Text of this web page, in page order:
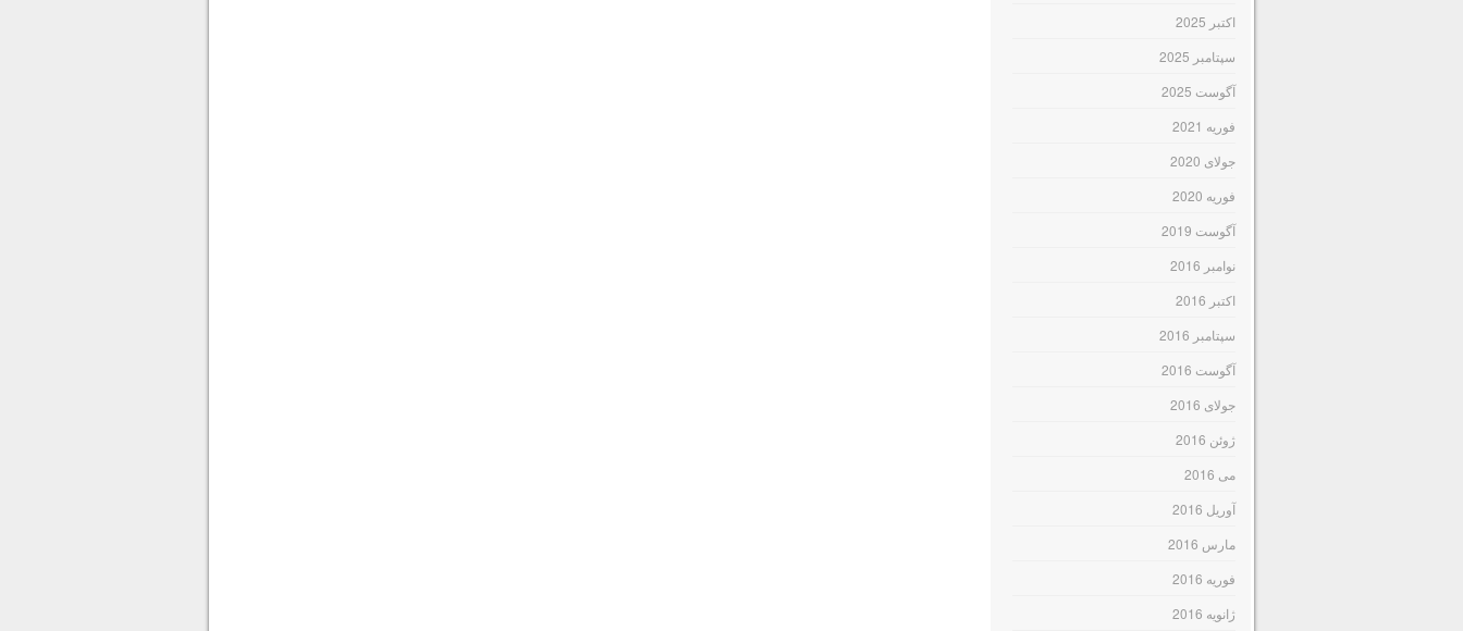
اکتبر 2025
سپتامبر 2025
آگوست 2025
فوریه 2021
جولای 2020
فوریه 2020
آگوست 2019
نوامبر 2016
اکتبر 2016
سپتامبر 2016
آگوست 2016
جولای 2016
ژوئن 2016
می 2016
آوریل 2016
مارس 2016
فوریه 2016
ژانویه 2016